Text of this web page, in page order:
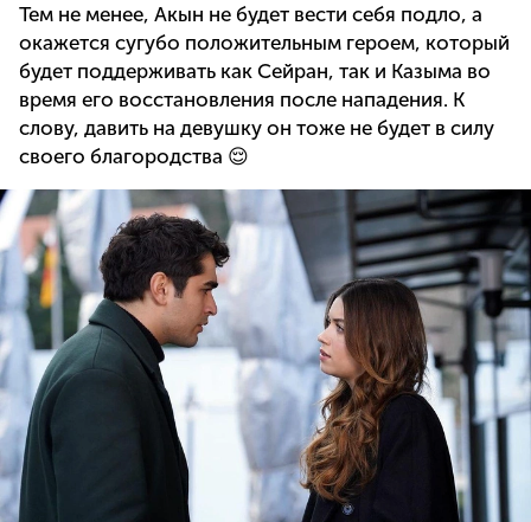
Тем не менее, Акын не будет вести себя подло, а
окажется сугубо положительным героем, который
будет поддерживать как Сейран, так и Казыма во
время его восстановления после нападения. К
слову, давить на девушку он тоже не будет в силу
своего благородства 😌